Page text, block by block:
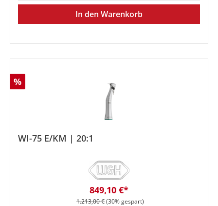
In den Warenkorb
Rabatt
%
WI-75 E/KM | 20:1
Verkaufspreis:
849,10 €*
Regulärer Preis:
1.213,00 €(30% gespart)